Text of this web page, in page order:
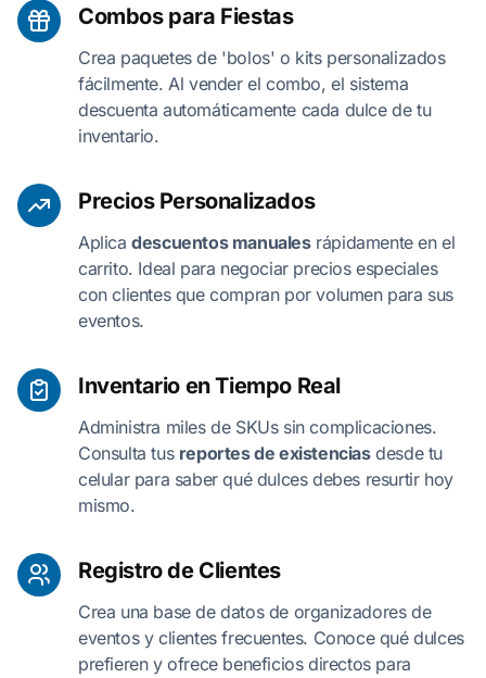
Combos para Fiestas
Crea paquetes de 'bolos' o kits personalizados
fácilmente. Al vender el combo, el sistema
descuenta automáticamente cada dulce de tu
inventario.
Precios Personalizados
Aplicadescuentos manualesrápidamente en el
carrito. Ideal para negociar precios especiales
con clientes que compran por volumen para sus
eventos.
Inventario en Tiempo Real
Administra miles de SKUs sin complicaciones.
Consulta tus reportes de existenciasdesde tu
celular para saber qué dulces debes resurtir hoy
mismo.
Registro de Clientes
Crea una base de datos de organizadores de
eventos y clientes frecuentes. Conoce qué dulces
prefieren y ofrece beneficios directos para